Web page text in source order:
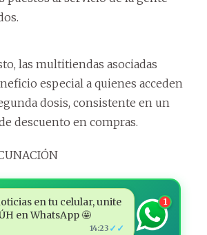
las multitiendas asociadas
especial a quienes acceden
dosis, consistente en un
descuento en compras.
en tu celular, unite
en WhatsApp 🤩
14:23 ✓✓
1